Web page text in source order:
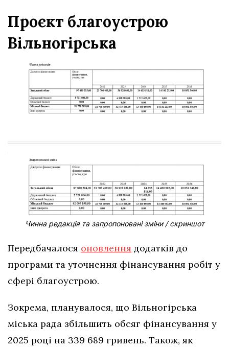
Проєкт благоустрою
Вільногірська
Чинна редакція та запропоновані зміни / скриншот
Передбачалося оновлення додатків до
програми та уточнення фінансування робіт у
сфері благоустрою.
Зокрема, планувалося, що Вільногірська
міська рада збільшить обсяг фінансування у
2025 році на 339 689 гривень. Також, як